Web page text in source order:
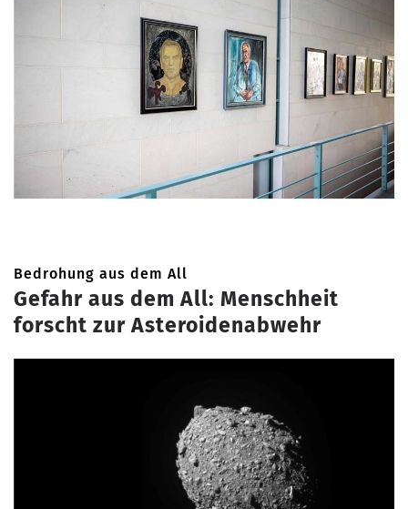
Bedrohung aus dem All
Gefahr aus dem All: Menschheit
forscht zur Asteroidenabwehr